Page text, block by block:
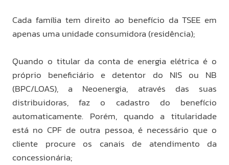
Cada família tem direito ao benefício da TSEE em
apenas uma unidade consumidora (residência);
Quando o titular da conta de energia elétrica é o
próprio beneficiário e detentor do NIS ou NB
(BPC/LOAS), a Neoenergia, através das suas
distribuidoras, faz o cadastro do benefício
automaticamente. Porém, quando a titularidade
está no CPF de outra pessoa, é necessário que o
cliente procure os canais de atendimento da
concessionária;